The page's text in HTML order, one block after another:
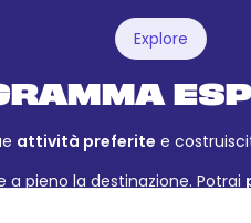
Explore
attività preferite e
pieno la destinazione. Potrai